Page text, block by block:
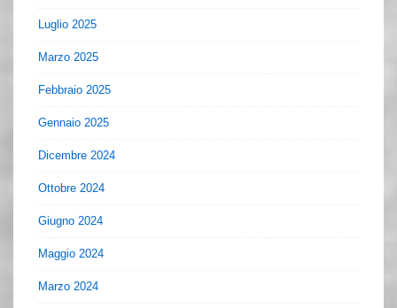
Luglio 2025
Marzo 2025
Febbraio 2025
Gennaio 2025
Dicembre 2024
Ottobre 2024
Giugno 2024
Maggio 2024
Marzo 2024